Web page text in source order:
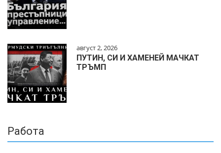
август 2, 2026
ПУТИН, СИ И ХАМЕНЕЙ МАЧКАТ
ТРЪМП
Работа